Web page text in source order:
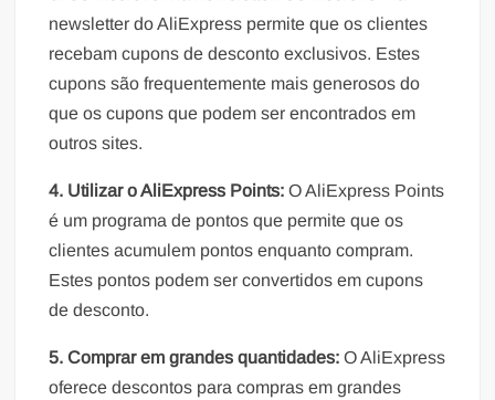
newsletter do AliExpress permite que os clientes
recebam cupons de desconto exclusivos. Estes
cupons são frequentemente mais generosos do
que os cupons que podem ser encontrados em
outros sites.
4. Utilizar o AliExpress Points: O AliExpress Points
é um programa de pontos que permite que os
clientes acumulem pontos enquanto compram.
Estes pontos podem ser convertidos em cupons
de desconto.
5. Comprar em grandes quantidades: O AliExpress
oferece descontos para compras em grandes